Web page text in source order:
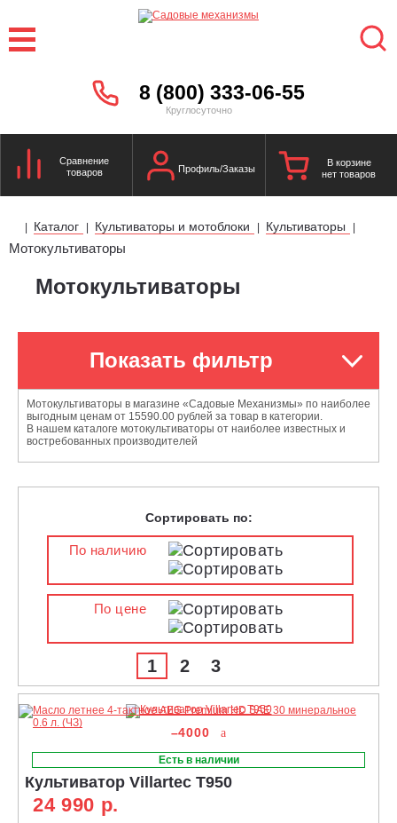
8 (800) 333-06-55
Круглосуточно
Сравнение
товаров
Профиль/Заказы
В корзине
нет товаров
| Каталог | Культиваторы и мотоблоки | Культиваторы |
Мотокультиваторы
Мотокультиваторы
Показать фильтр
Мотокультиваторы в магазине «Садовые Механизмы» по наиболее
выгодным ценам от 15590.00 рублей за товар в категории.
В нашем каталоге мотокультиваторы от наиболее известных и
востребованных производителей
Сортировать по:
По наличию
По цене
1 2 3
–4000
Есть в наличии
Культиватор Villartec T950
24 990 р.